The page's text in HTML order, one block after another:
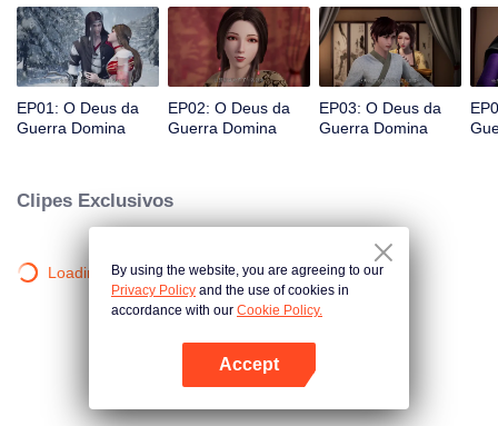
Abra o programa
EP01: O Deus da
Guerra Domina
EP02: O Deus da
Guerra Domina
EP03: O Deus da
Guerra Domina
Clipes Exclusivos
Loading…By using the website, you are agreeing to our
Privacy Policy and the use of cookies in
accordance with our Cookie Policy.
Accept